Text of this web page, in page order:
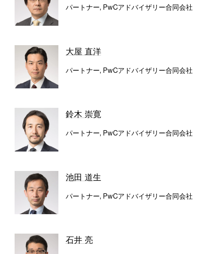
パートナー, PwCアドバイザリー合同会社
大屋 直洋
パートナー, PwCアドバイザリー合同会社
鈴木 崇寛
パートナー, PwCアドバイザリー合同会社
池田 道生
パートナー, PwCアドバイザリー合同会社
石井 亮